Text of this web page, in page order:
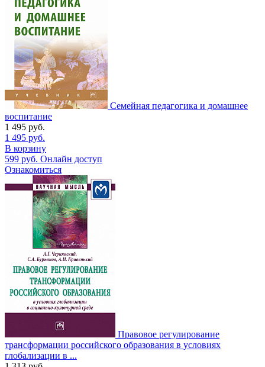
Семейная педагогика и домашнее
воспитание
1 495 руб.
1 495 руб.
В корзину
599 руб. Онлайн доступ
Ознакомиться
Правовое регулирование
трансформации российского образования в условиях
глобализации в ...